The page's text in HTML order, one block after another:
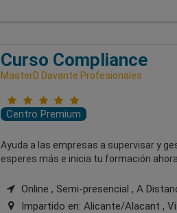
Curso Compliance
MasterD Davante Profesionales
Centro Premium
Ayuda a las empresas a supervisar y
esperes más e inicia tu formación
Online , Semi-presencial , A
Impartido en: Alicante/Alacant ,